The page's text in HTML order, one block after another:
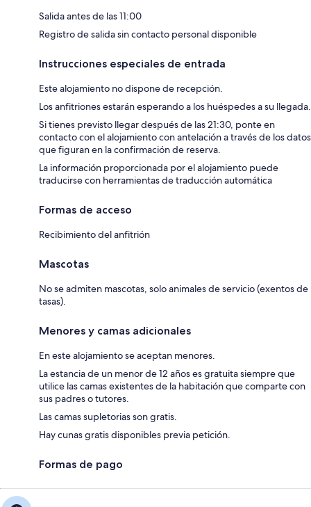
Salida antes de las 11:00
Registro de salida sin contacto personal disponible
Instrucciones especiales de entrada
Este alojamiento no dispone de recepción.
Los anfitriones estarán esperando a los huéspedes a su llegada.
Si tienes previsto llegar después de las 21:30, ponte en
contacto con el alojamiento con antelación a través de los datos
que figuran en la confirmación de reserva.
La información proporcionada por el alojamiento puede
traducirse con herramientas de traducción automática
Formas de acceso
Recibimiento del anfitrión
Mascotas
No se admiten mascotas, solo animales de servicio (exentos de
tasas).
Menores y camas adicionales
En este alojamiento se aceptan menores.
La estancia de un menor de 12 años es gratuita siempre que
utilice las camas existentes de la habitación que comparte con
sus padres o tutores.
Las camas supletorias son gratis.
Hay cunas gratis disponibles previa petición.
Formas de pago